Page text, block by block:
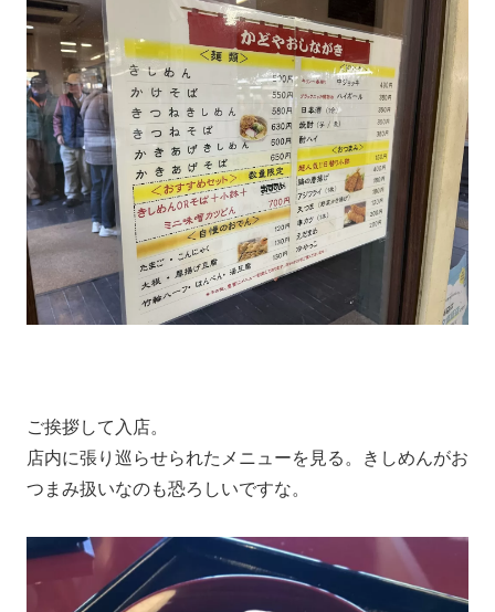
ご挨拶して入店。
店内に張り巡らせられたメニューを見る。きしめんがお
つまみ扱いなのも恐ろしいですな。